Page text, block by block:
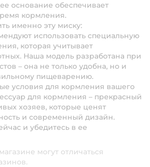
основание обеспечивает
кормления.
именно эту миску:
использовать специальную
которая учитывает
Наша модель разработана при
– она не только удобна, но и
пищеварению.
условия для кормления вашего
для кормления – прекрасный
хозяев, которые ценят
и современный дизайн.
и убедитесь в ее
могут отличаться